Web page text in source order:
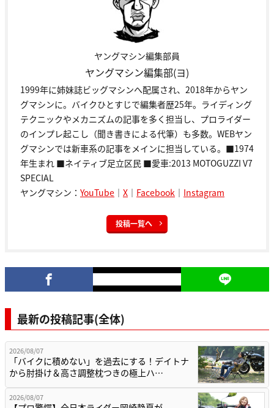
ヤングマシン編集部員
ヤングマシン編集部(ヨ)
1999年に姉妹誌ビッグマシンへ配属され、2018年からヤン
グマシンに。バイクひとすじで編集者歴25年。ライディング
テクニックやメカニズムの記事を多く担当し、プロライダー
のインプレ起こし（聞き書きによる代筆）も多数。WEBヤン
グマシンでは新車系の記事をメインに担当している。■1974
年生まれ ■ネイティブ足立区民 ■愛車:2013 MOTOGUZZI V7
SPECIAL
ヤングマシン： YouTube ｜ X ｜ Facebook ｜ Instagram
投稿一覧へ
最新の投稿記事(全体)
2026/08/07
「バイクに積めない」を過去にする！デイトナ
から肘掛け＆高さ調整枕つきの極上ハ…
2026/08/07